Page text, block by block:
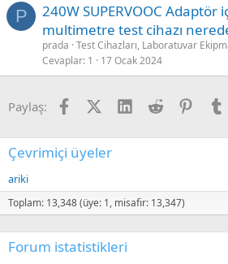
P
240W SUPERVOOC Adaptör
multimetre test cihazı
prada Test Cihazları, Laboratuvar
Cevaplar 1 17 Ocak 2024
Paylaş: FacebookX (Twitter)
LinkedIn
Reddit
Çevrimiçi üyeler
ariki
Toplam: 13,348 (üye: 1, misafir: 13,347)
Forum istatistikleri